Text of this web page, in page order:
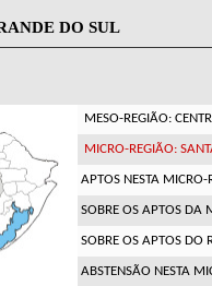
DO SUL
MESO-REGIÃO:
MICRO-REGIÃO:
APTOS NESTA MICRO-
SOBRE OS APTOS DA
SOBRE OS APTOS DO
ABSTENSÃO NESTA